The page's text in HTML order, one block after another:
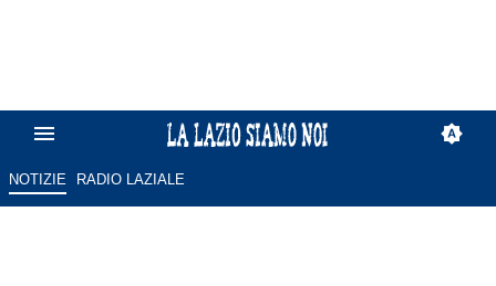
NOTIZIE RADIO LAZIALE